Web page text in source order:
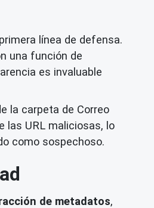
línea de defensa.
una función de
es invaluable
la carpeta de Correo
las URL maliciosas, lo
como sospechoso.
de metadatos,